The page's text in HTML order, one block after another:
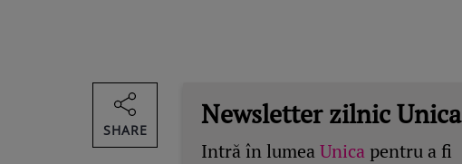
Newsletter zilnic Unica
Intră în lumeaUnica pentru a fi
SHARE